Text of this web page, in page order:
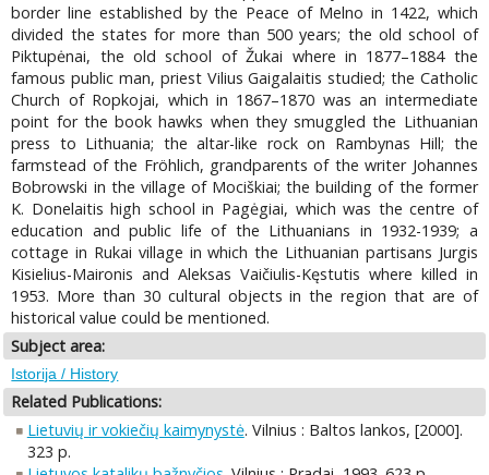
border line established by the Peace of Melno in 1422, which
divided the states for more than 500 years; the old school of
Piktupėnai, the old school of Žukai where in 1877–1884 the
famous public man, priest Vilius Gaigalaitis studied; the Catholic
Church of Ropkojai, which in 1867–1870 was an intermediate
point for the book hawks when they smuggled the Lithuanian
press to Lithuania; the altar-like rock on Rambynas Hill; the
farmstead of the Fröhlich, grandparents of the writer Johannes
Bobrowski in the village of Mociškiai; the building of the former
K. Donelaitis high school in Pagėgiai, which was the centre of
education and public life of the Lithuanians in 1932-1939; a
cottage in Rukai village in which the Lithuanian partisans Jurgis
Kisielius-Maironis and Aleksas Vaičiulis-Kęstutis where killed in
1953. More than 30 cultural objects in the region that are of
historical value could be mentioned.
Subject area:
Istorija / History
Related Publications:
Lietuvių ir vokiečių kaimynystė. Vilnius : Baltos lankos, [2000].
323 p.